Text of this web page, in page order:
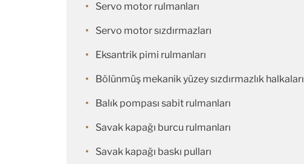
Servo motor rulmanları
Servo motor sızdırmazları
Eksantrik pimi rulmanları
Bölünmüş mekanik yüzey sızdırmazlık halkaları
Balık pompası sabit rulmanları
Savak kapağı burcu rulmanları
Savak kapağı baskı pulları